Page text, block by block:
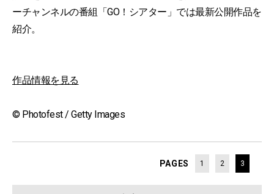
ーチャンネルの番組「GO！シアター」では最新公開作品を
紹介。
作品情報を見る
© Photofest / Getty Images
PAGES 1 2 3